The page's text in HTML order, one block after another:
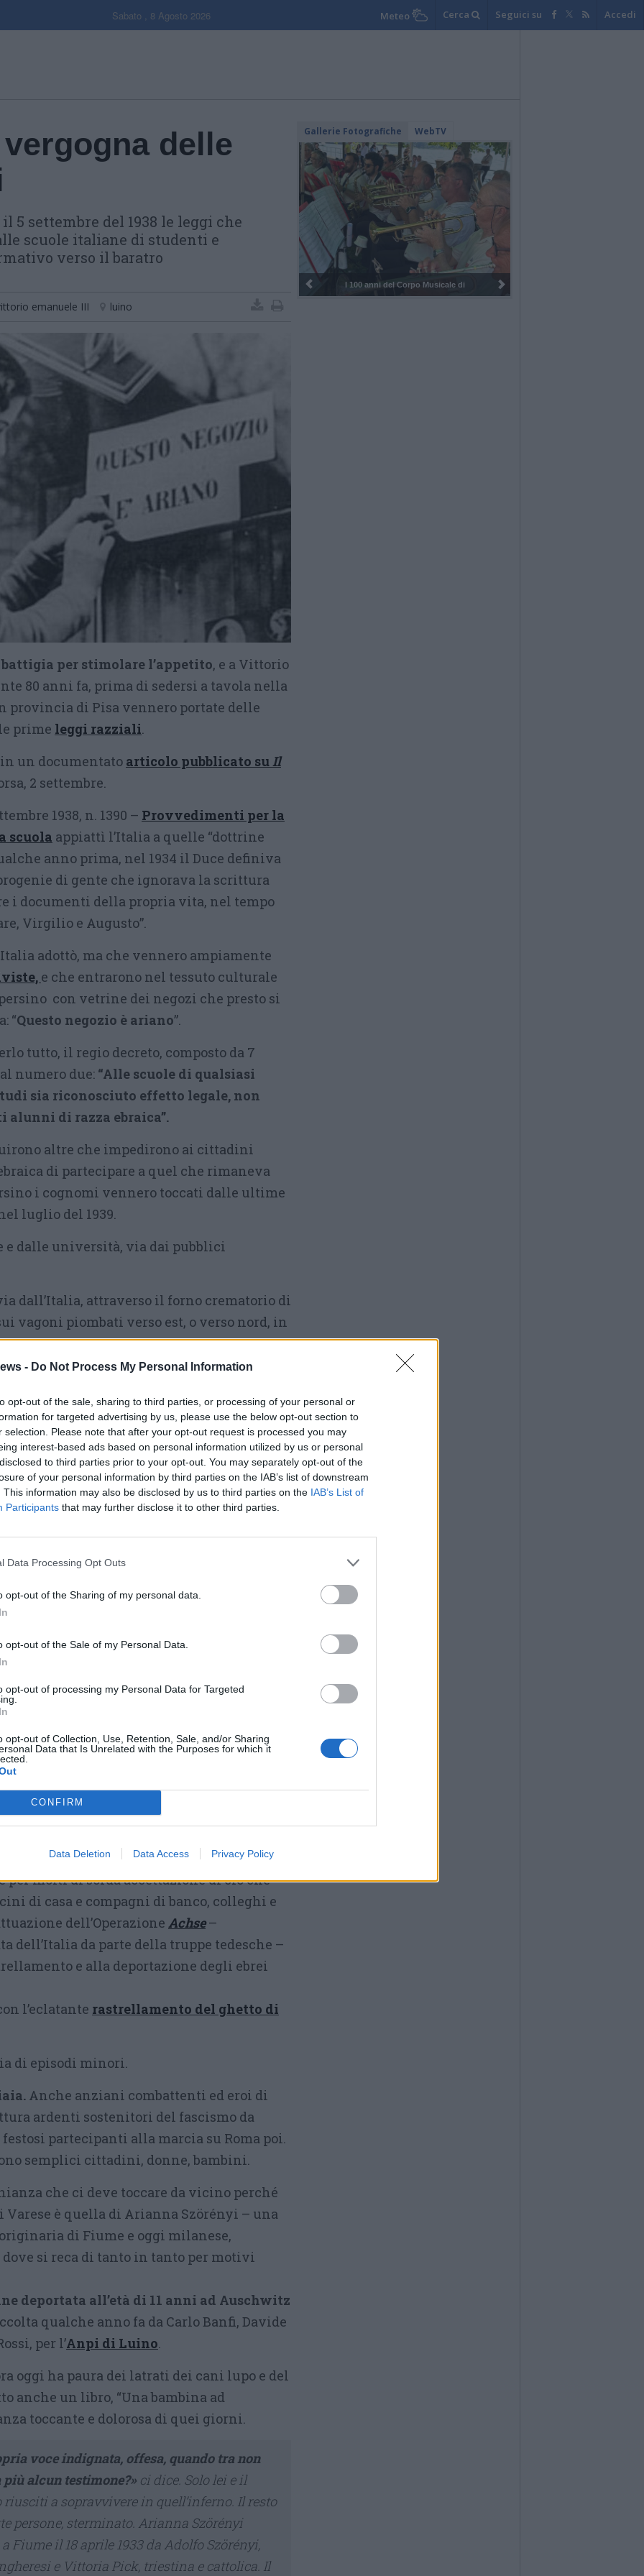
- Do Not Process My Personal Information
opt-out of the sale, sharing to third parties, or processing of your personal or
for targeted advertising by us, please use the below opt-out section to
selection. Please note that after your opt-out request is processed you may
interest-based ads based on personal information utilized by us or personal
to third parties prior to your opt-out. You may separately opt-out of the
of your personal information by third parties on the IAB’s list of downstream
This information may also be disclosed by us to third parties on the IAB’s List of
Participants that may further disclose it to other third parties.
Data Processing Opt Outs
opt-out of the Sharing of my personal data.
opt-out of the Sale of my Personal Data.
opt-out of processing my Personal Data for Targeted
opt-out of Collection, Use, Retention, Sale, and/or Sharing
Data that Is Unrelated with the Purposes for which it
CONFIRM
Data Deletion Data Access Privacy Policy
Sabato , 8 Agosto 2026 Meteo Cerca Seguici su Accedi
delle
5 settembre del 1938 le leggi che
scuole italiane di studenti e
verso il baratro
emanuele III luino
per stimolare l’appetito, e a Vittorio
80 anni fa, prima di sedersi a tavola nella
provincia di Pisa vennero portate delle
prime leggi razziali.
in un documentato articolo pubblicato suIl
2 settembre.
1938, n. 1390 – Provvedimenti per la
scuola appiattì l’Italia a quelle “dottrine
anno prima, nel 1934 il Duce definiva
di gente che ignorava la scrittura
i documenti della propria vita, nel tempo
Virgilio e Augusto”.
adottò, ma che vennero ampiamente
e che entrarono nel tessuto culturale
con vetrine dei negozi che presto si
“Questo negozio è ariano”.
tutto, il regio decreto, composto da 7
numero due: “Alle scuole di qualsiasi
sia riconosciuto effetto legale, non
alunni di razza ebraica”.
altre che impedirono ai cittadini
di partecipare a quel che rimaneva
i cognomi vennero toccati dalle ultime
luglio del 1939.
e dalle università, via dai pubblici
dall’Italia, attraverso il forno crematorio di
vagoni piombati verso est, o verso nord, in
di stenti o subito in camera a gas.
(nella fotosopra Benito Mussolini
Maria Gennaro di Savoia
che questo trattamento venne imposto da
– la Germania di Hitler – a cui
l’Italia, parte della quale venne annessa
razziali direttamente a far deportare gli
esse concorsero a far regnare un clima di
per molti di sorda accettazione di ciò che
di casa e compagni di banco, colleghi e
dell’Operazione Achse–
dell’Italia da parte della truppe tedesche –
e alla deportazione degli ebrei
l’eclatante rastrellamento del ghetto di
di episodi minori.
Anche anziani combattenti ed eroi di
ardenti sostenitori del fascismo da
partecipanti alla marcia su Roma poi.
semplici cittadini, donne, bambini.
che ci deve toccare da vicino perché
è quella di Arianna Szörényi – una
di Fiume e oggi milanese,
si reca di tanto in tanto per motivi
deportata all’età di 11 anni ad Auschwitz
qualche anno fa da Carlo Banfi, Davide
per l’Anpi di Luino.
oggi ha paura dei latrati dei cani lupo e del
anche un libro, “Una bambina ad
toccante e dolorosa di quei giorni.
voce indignata, offesa, quando tra non
alcun testimone?» ci dice. Solo lei e il
a sopravvivere in quell’inferno. Il resto
persone, sterminato. Arianna Szörényi
Fiume il 18 aprile 1933 da Adolfo Szörényi,
e Vittoria Pick, triestina e cattolica. Il
Gallerie Fotografiche WebTV
I 100 anni del Corpo Musicale di